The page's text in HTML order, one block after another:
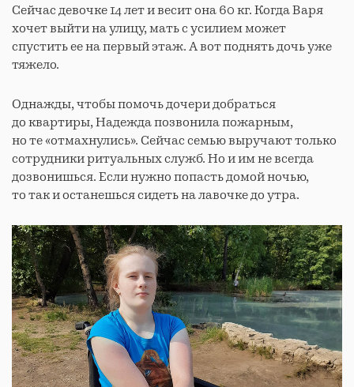
Сейчас девочке 14 лет и весит она 60 кг. Когда Варя
хочет выйти на улицу, мать с усилием может
спустить ее на первый этаж. А вот поднять дочь уже
тяжело.
Однажды, чтобы помочь дочери добраться
до квартиры, Надежда позвонила пожарным,
но те «отмахнулись». Сейчас семью выручают только
сотрудники ритуальных служб. Но и им не всегда
дозвонишься. Если нужно попасть домой ночью,
то так и останешься сидеть на лавочке до утра.